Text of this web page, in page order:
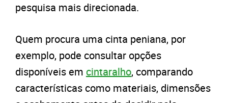
pesquisa mais direcionada.
Quem procura uma cinta peniana, por
exemplo, pode consultar opções
disponíveis em cintaralho, comparando
características como materiais, dimensões